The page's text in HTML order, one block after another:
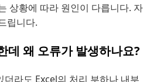
상황에 따라 원인이 다릅니다. 자
립니다.
데 왜 오류가 발생하나요?
더라도 Excel의 처리 부하나 내부